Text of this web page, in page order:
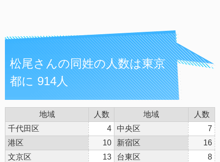
松尾さんの同姓の人数は東京
都に 914人
地域 人数 地域
人数
千代田区
4 中央区
7
港区
10 新宿区
16
文京区
13 台東区
8